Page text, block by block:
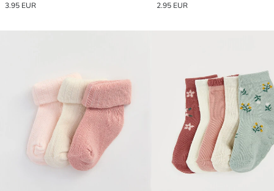
3.95 EUR
2.95 EUR